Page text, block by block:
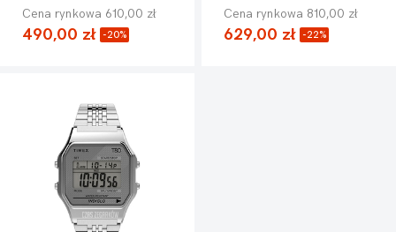
Cena rynkowa 610,00 zł
490,00 zł -20%
Cena rynkowa 810,00 zł
629,00 zł -22%